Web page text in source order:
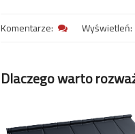
Komentarze:
Wyświetleń:
Dlaczego warto